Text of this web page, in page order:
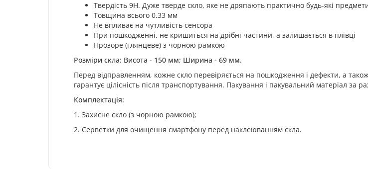
Твердість 9H. Дуже тверде скло, яке не дряпають практично будь-які
Товщина всього 0.33 мм
Не впливає на чутливість сенсора
При пошкодженні, не кришиться на дрібні частини, а залишається в плівці
Прозоре (глянцеве) з чорною рамкою
Розміри скла: Висота - 150 мм; Ширина - 69 мм.
Перед відправленням, кожне скло перевіряється на пошкодження і дефекти, а
гарантує цілісність після транспортування. Пакування і пакувальний матеріал за
Комплектація:
1. Захисне скло (з чорною рамкою);
2. Серветки для очищення смартфону перед наклеюванням скла.